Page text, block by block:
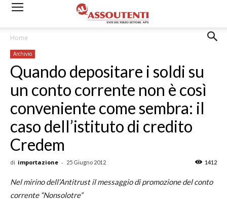
Home
Archivio
Quando depositare i soldi su
un conto corrente non è così
conveniente come sembra: il
caso dell’istituto di credito
Credem
di importazione - 25 Giugno 2012 1412
Nel mirino dell’Antitrust il messaggio di promozione del conto
corrente “Nonsolotre”